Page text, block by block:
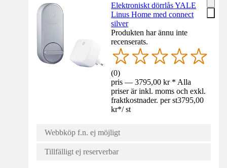
Elektroniskt dörrlås YALE
Linus Home med connect
silver
Produkten har ännu inte
recenserats.
(0)
pris — 3795,00 kr * Alla
priser är inkl. moms och exkl.
fraktkostnader. per st3795,00
kr*/ st
Webbköp f.n. ej möjligt
Tillfälligt ej reserverbar